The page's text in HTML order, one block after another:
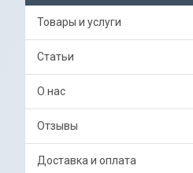
Товары и услуги
Статьи
О нас
Отзывы
Доставка и оплата